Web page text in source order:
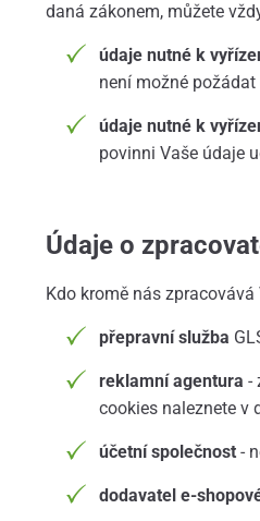
daná zákonem, můžete
údaje nutné k
není možné
údaje nutné k
povinni Vaše údaje
Údaje o
Kdo kromě nás
přepravní služba
reklamní agentura -
cookies naleznete v
účetní společnost-
dodavatel e-